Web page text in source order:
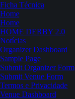
Ficha Técnica
Home
Home
HOME DERBY 2.0
Notícias
Organizer Dashboard
Sample Page
Submit Organizer Form
Submit Venue Form
Termos e Privacidade
Venue Dashboard